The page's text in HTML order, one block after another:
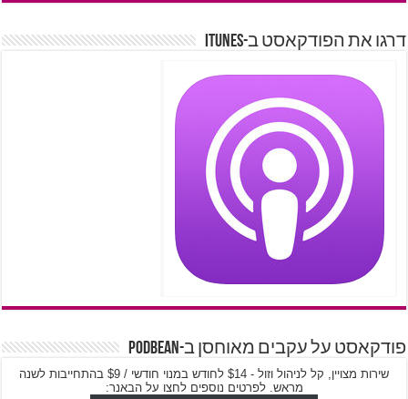
דרגו את הפודקאסט ב-iTunes
פודקאסט על עקבים מאוחסן ב-PodBean
שירות מצויין, קל לניהול וזול - $14 לחודש במנוי חודשי / $9 בהתחייבות לשנה
מראש. לפרטים נוספים לחצו על הבאנר: